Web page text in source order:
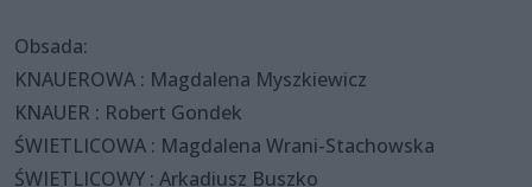
Obsada:
KNAUEROWA : Magdalena Myszkiewicz
KNAUER : Robert Gondek
ŚWIETLICOWA : Magdalena Wrani-Stachowska
ŚWIETLICOWY : Arkadiusz Buszko